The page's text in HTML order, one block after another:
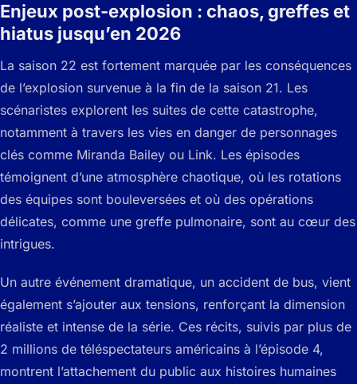
Enjeux post-explosion : chaos, greffes et
hiatus jusqu’en 2026
La saison 22 est fortement marquée par les conséquences
de l’explosion survenue à la fin de la saison 21. Les
scénaristes explorent les suites de cette catastrophe,
notamment à travers les vies en danger de personnages
clés comme Miranda Bailey ou Link. Les épisodes
témoignent d’une atmosphère chaotique, où les rotations
des équipes sont bouleversées et où des opérations
délicates, comme une greffe pulmonaire, sont au cœur des
intrigues.
Un autre événement dramatique, un accident de bus, vient
également s’ajouter aux tensions, renforçant la dimension
réaliste et intense de la série. Ces récits, suivis par plus de
2 millions de téléspectateurs américains à l’épisode 4,
montrent l’attachement du public aux histoires humaines